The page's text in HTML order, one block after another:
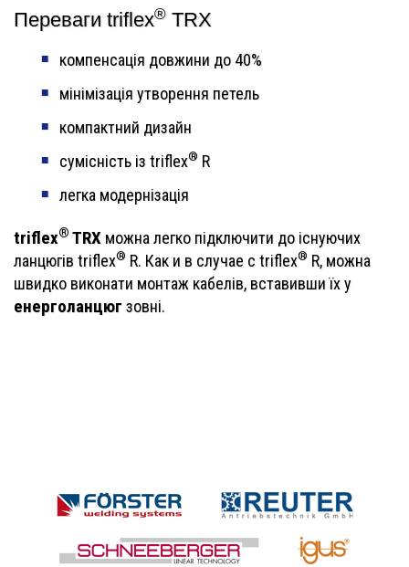
Переваги triflex® TRX
компенсація довжини до 40%
мінімізація утворення петель
компактний дизайн
сумісність із triflex® R
легка модернізація
triflex® TRX можна легко підключити до існуючих
ланцюгів triflex® R. Как и в случае с triflex® R, можна
швидко виконати монтаж кабелів, вставивши їх у
енерголанцюг зовні.